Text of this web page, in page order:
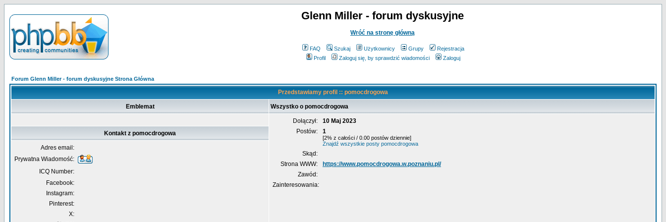
Glenn Miller - forum dyskusyjne
Wróć na stronę główną
FAQ Szukaj Użytkownicy Grupy
Rejestracja
Profil
Zaloguj się, by sprawdzić wiadomości Zaloguj
Forum Glenn Miller - forum dyskusyjne Strona Główna
Przedstawiamy profil :: pomocdrogowa
Emblemat Wszystko o pomocdrogowa
Dołączył:
10 Maj 2023
Postów:
1
[2% z całości / 0.00 postów dziennie]
Znajdź wszystkie posty pomocdrogowa
Skąd:
Strona WWW:
https://www.pomocdrogowa.w.poznaniu.pl/
Zawód:
Zainteresowania:
Kontakt z pomocdrogowa
Adres email:
Prywatna Wiadomość:
ICQ Number:
Facebook:
Instagram:
Pinterest:
X: